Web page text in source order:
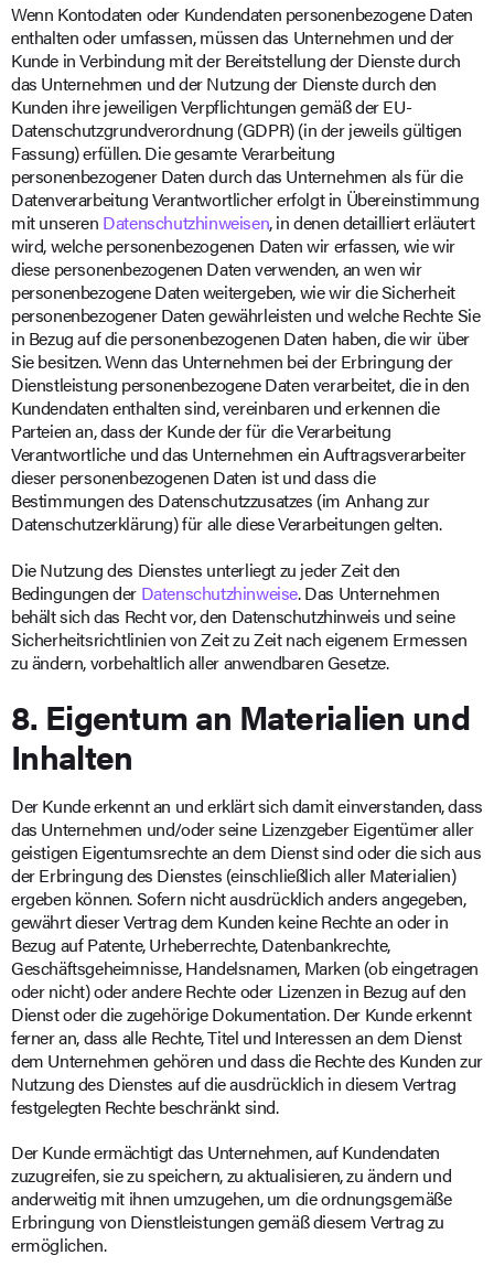
Wenn Kontodaten oder Kundendaten personenbezogene Daten
enthalten oder umfassen, müssen das Unternehmen und der
Kunde in Verbindung mit der Bereitstellung der Dienste durch
das Unternehmen und der Nutzung der Dienste durch den
Kunden ihre jeweiligen Verpflichtungen gemäß der EU-
Datenschutzgrundverordnung (GDPR) (in der jeweils gültigen
Fassung) erfüllen. Die gesamte Verarbeitung
personenbezogener Daten durch das Unternehmen als für die
Datenverarbeitung Verantwortlicher erfolgt in Übereinstimmung
mit unseren Datenschutzhinweisen, in denen detailliert erläutert
wird, welche personenbezogenen Daten wir erfassen, wie wir
diese personenbezogenen Daten verwenden, an wen wir
personenbezogene Daten weitergeben, wie wir die Sicherheit
personenbezogener Daten gewährleisten und welche Rechte Sie
in Bezug auf die personenbezogenen Daten haben, die wir über
Sie besitzen. Wenn das Unternehmen bei der Erbringung der
Dienstleistung personenbezogene Daten verarbeitet, die in den
Kundendaten enthalten sind, vereinbaren und erkennen die
Parteien an, dass der Kunde der für die Verarbeitung
Verantwortliche und das Unternehmen ein Auftragsverarbeiter
dieser personenbezogenen Daten ist und dass die
Bestimmungen des Datenschutzzusatzes (im Anhang zur
Datenschutzerklärung) für alle diese Verarbeitungen gelten.
Die Nutzung des Dienstes unterliegt zu jeder Zeit den
Bedingungen der Datenschutzhinweise. Das Unternehmen
behält sich das Recht vor, den Datenschutzhinweis und seine
Sicherheitsrichtlinien von Zeit zu Zeit nach eigenem Ermessen
zu ändern, vorbehaltlich aller anwendbaren Gesetze.
8. Eigentum an Materialien und
Inhalten
Der Kunde erkennt an und erklärt sich damit einverstanden, dass
das Unternehmen und/oder seine Lizenzgeber Eigentümer aller
geistigen Eigentumsrechte an dem Dienst sind oder die sich aus
der Erbringung des Dienstes (einschließlich aller Materialien)
ergeben können. Sofern nicht ausdrücklich anders angegeben,
gewährt dieser Vertrag dem Kunden keine Rechte an oder in
Bezug auf Patente, Urheberrechte, Datenbankrechte,
Geschäftsgeheimnisse, Handelsnamen, Marken (ob eingetragen
oder nicht) oder andere Rechte oder Lizenzen in Bezug auf den
Dienst oder die zugehörige Dokumentation. Der Kunde erkennt
ferner an, dass alle Rechte, Titel und Interessen an dem Dienst
dem Unternehmen gehören und dass die Rechte des Kunden zur
Nutzung des Dienstes auf die ausdrücklich in diesem Vertrag
festgelegten Rechte beschränkt sind.
Der Kunde ermächtigt das Unternehmen, auf Kundendaten
zuzugreifen, sie zu speichern, zu aktualisieren, zu ändern und
anderweitig mit ihnen umzugehen, um die ordnungsgemäße
Erbringung von Dienstleistungen gemäß diesem Vertrag zu
ermöglichen.